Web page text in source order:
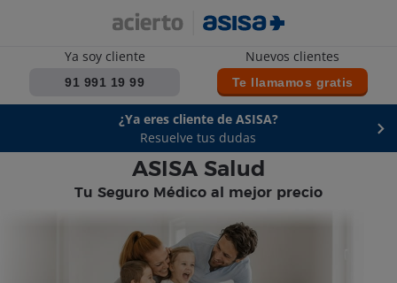
Te llamamos
Ya soy cliente
91 991 19 99
Nuevos clientes
Te llamamos gratis
¿Ya eres cliente de ASISA?
Resuelve tus dudas
ASISA Salud
Tu Seguro Médico al mejor precio